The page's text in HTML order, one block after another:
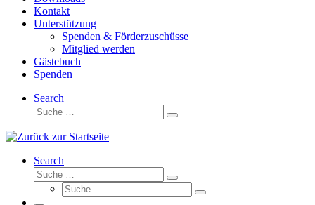
Kontakt
Unterstützung
Spenden & Förderzuschüsse
Mitglied werden
Gästebuch
Spenden
Search
Suche
Suche
Search
Suche
Suche
Suche
Suche